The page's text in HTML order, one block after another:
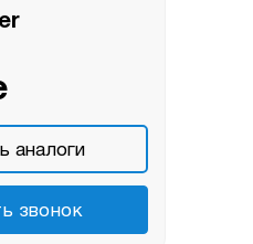
аналоги
звонок